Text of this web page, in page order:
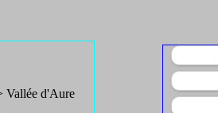
> Vallée d'Aure